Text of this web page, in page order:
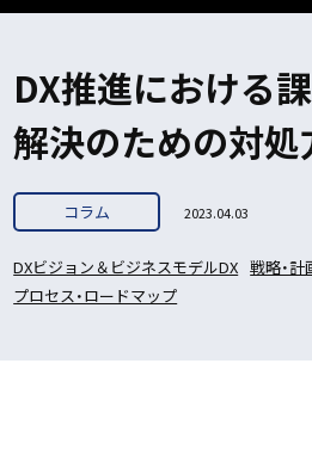
DX推進における
解決のための対
コラム 2023.04.03
DXビジョン＆ビジネスモデルDX 戦略・計
プロセス・ロードマップ